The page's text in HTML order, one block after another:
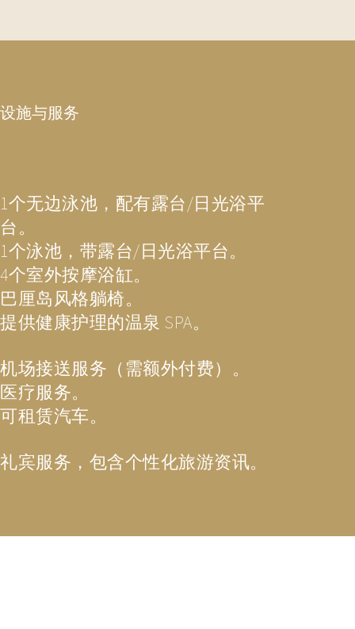
设施与服务
1个无边泳池，配有露台/日光浴平
台。
1个泳池，带露台/日光浴平台。
4个室外按摩浴缸。
巴厘岛风格躺椅。
提供健康护理的温泉 SPA。
机场接送服务（需额外付费）。
医疗服务。
可租赁汽车。
礼宾服务，包含个性化旅游资讯。